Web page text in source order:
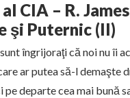
CIA – R. James
şi Puternic (II)
îngrijoraţi că noi nu îi
ar putea să-l demaşte
departe cea mai bună